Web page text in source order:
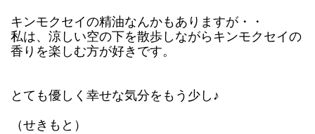
キンモクセイの精油なんかもありますが・・
私は、涼しい空の下を散歩しながらキンモクセイの
香りを楽しむ方が好きです。
とても優しく幸せな気分をもう少し♪
（せきもと）